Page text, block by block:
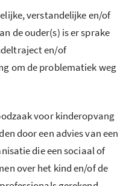
verstandelijke en/of
de ouder(s) is er sprake
en/of
om de problematiek weg
voor kinderopvang
door een advies van een
die een sociaal of
over het kind en/of de